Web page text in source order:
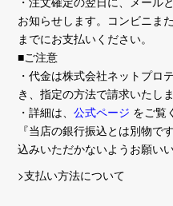
お知らせします。コンビニま
までにお支払いください。
■ご注意
・代金は株式会社ネットプロ
き、指定の方法で請求いたしま
・詳細は、公式ページ をご覧
『当店の銀行振込とは別物で
込みいただかないようお願い
>支払い方法について